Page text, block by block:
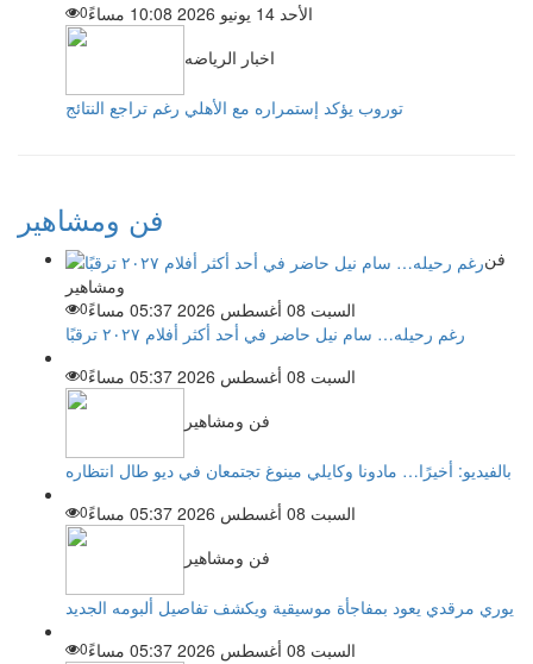
الأحد 14 يونيو 2026 10:08 مساءً
0
اخبار الرياضه
توروب يؤكد إستمراره مع الأهلي رغم تراجع النتائج
فن ومشاهير
فن
ومشاهير
السبت 08 أغسطس 2026 05:37 مساءً
0
رغم رحيله… سام نيل حاضر في أحد أكثر أفلام ٢٠٢٧ ترقبًا
السبت 08 أغسطس 2026 05:37 مساءً
0
فن ومشاهير
بالفيديو: أخيرًا… مادونا وكايلي مينوغ تجتمعان في ديو طال انتظاره
السبت 08 أغسطس 2026 05:37 مساءً
0
فن ومشاهير
يوري مرقدي يعود بمفاجأة موسيقية ويكشف تفاصيل ألبومه الجديد
السبت 08 أغسطس 2026 05:37 مساءً
0